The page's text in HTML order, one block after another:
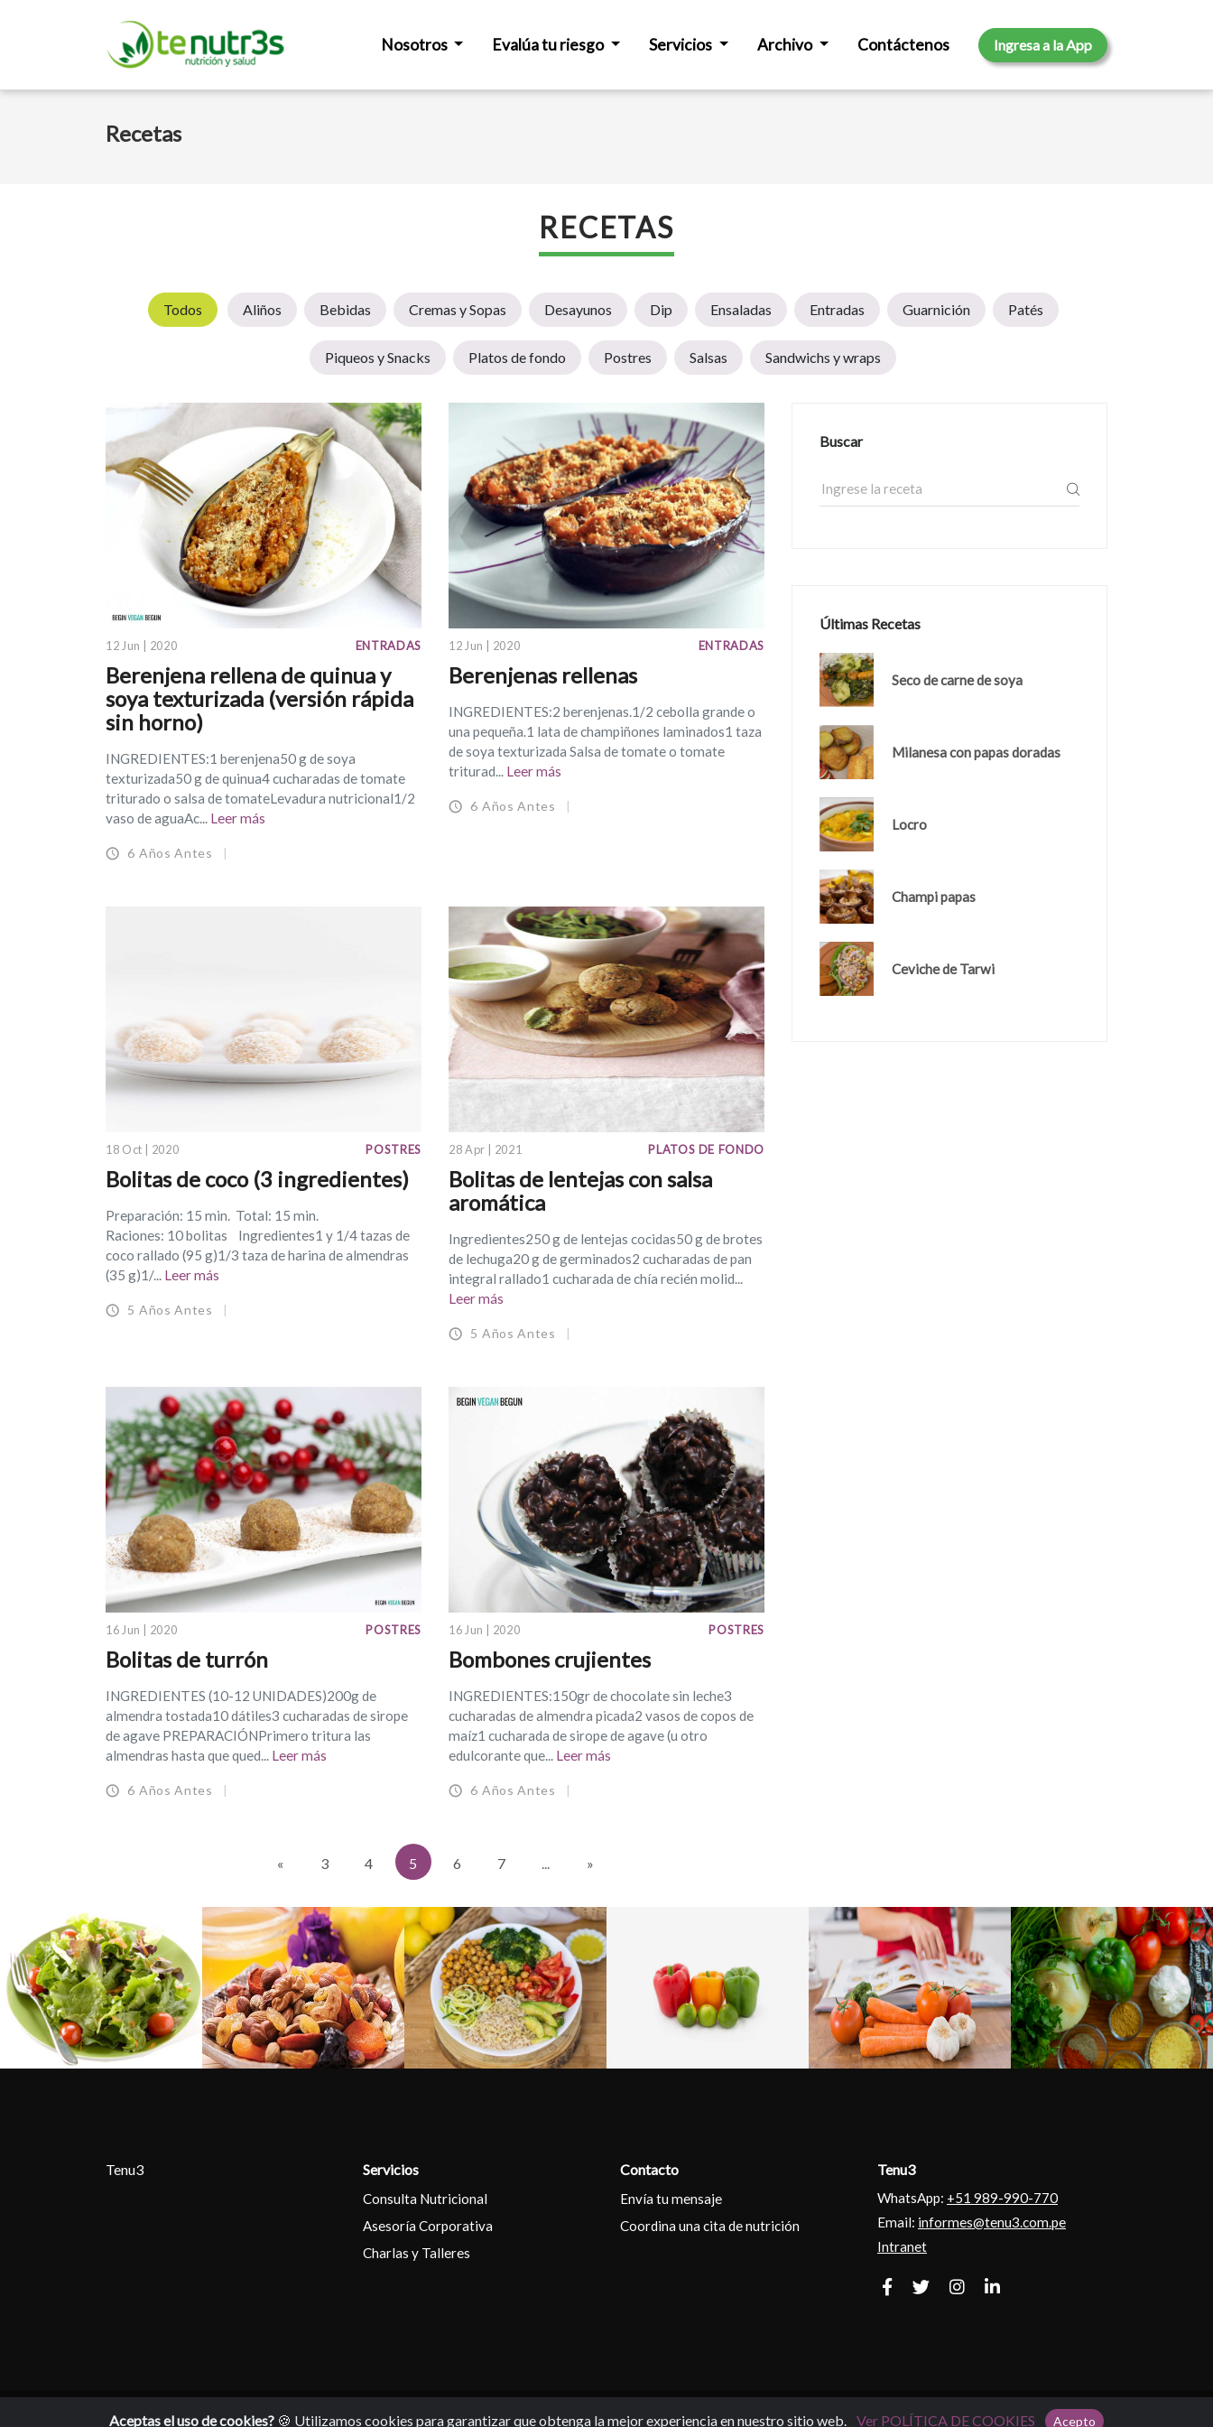
Nosotros Evalúa tu riesgo Servicios Archivo Contáctenos Ingresa a la App
Recetas
RECETAS
Todos Aliños Bebidas Cremas y Sopas Desayunos Dip Ensaladas Entradas Guarnición Patés
Piqueos y Snacks Platos de fondo Postres Salsas Sandwichs y wraps
12 Jun | 2020 ENTRADAS
Berenjena rellena de quinua y
soya texturizada (versión rápida
sin horno)
INGREDIENTES:1 berenjena50 g de soya
texturizada50 g de quinua4 cucharadas de tomate
triturado o salsa de tomateLevadura nutricional1/2
vaso de aguaAc... Leer más
6 Años Antes
12 Jun | 2020 ENTRADAS
Berenjenas rellenas
INGREDIENTES:2 berenjenas.1/2 cebolla grande o
una pequeña.1 lata de champiñones laminados1 taza
de soya texturizada Salsa de tomate o tomate
triturad... Leer más
6 Años Antes
18 Oct | 2020 POSTRES
Bolitas de coco (3 ingredientes)
Preparación: 15 min. Total: 15 min.
Raciones: 10 bolitas Ingredientes1 y 1/4 tazas de
coco rallado (95 g)1/3 taza de harina de almendras
(35 g)1/... Leer más
5 Años Antes
28 Apr | 2021 PLATOS DE FONDO
Bolitas de lentejas con salsa
aromática
Ingredientes250 g de lentejas cocidas50 g de brotes
de lechuga20 g de germinados2 cucharadas de pan
integral rallado1 cucharada de chía recién molid...
Leer más
5 Años Antes
16 Jun | 2020 POSTRES
Bolitas de turrón
INGREDIENTES (10-12 UNIDADES)200g de
almendra tostada10 dátiles3 cucharadas de sirope
de agave PREPARACIÓNPrimero tritura las
almendras hasta que qued... Leer más
6 Años Antes
16 Jun | 2020 POSTRES
Bombones crujientes
INGREDIENTES:150gr de chocolate sin leche3
cucharadas de almendra picada2 vasos de copos de
maíz1 cucharada de sirope de agave (u otro
edulcorante que... Leer más
6 Años Antes
« 3 4 5 6 7 ... »
Buscar
Últimas Recetas
Seco de carne de soya
Milanesa con papas doradas
Locro
Champi papas
Ceviche de Tarwi
Tenu3 Servicios
Consulta Nutricional
Asesoría Corporativa
Charlas y Talleres
Contacto
Envía tu mensaje
Coordina una cita de nutrición
Tenu3
WhatsApp: +51 989-990-770
Email: informes@tenu3.com.pe
Intranet
© 2017 - 2026. Tenu3. Powered ByWasp Soluciones
Aceptas el uso de cookies? 🍪 Utilizamos cookies para garantizar que obtenga la mejor experiencia en nuestro sitio web. Ver POLÍTICA DE COOKIES Acepto